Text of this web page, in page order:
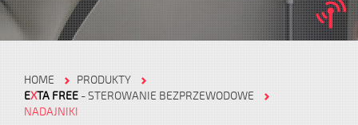
HOME
PRODUKTY
EXTA FREE - STEROWANIE BEZPRZEWODOWE
NADAJNIKI